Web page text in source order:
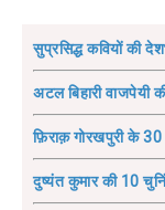
सुप्रसिद्ध कवियों की
अटल बिहारी वाजपेयी
फ़िराक़ गोरखपुरी के
दुष्यंत कुमार की 10